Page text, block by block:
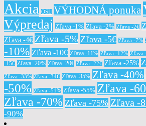
Akcia OSL VÝHODNÁ ponuka
Výpredaj Zľava -1% Zľava -2% Zľava -2€
Zľava -4€ Zľava -5% Zľava -5€ Zľava -7%
-10% Zľava -10€ Zľava -11% Zľava -12% Zľava
-15€ Zľava -20% Zľava -20€ Zľava -22€ Zľava -25%
Zľava -33% Zľava -34€ Zľava -35% Zľava -40%
-50% Zľava -51% Zľava -55% Zľava -
Zľava -70% Zľava -75% Zľava -
-90%